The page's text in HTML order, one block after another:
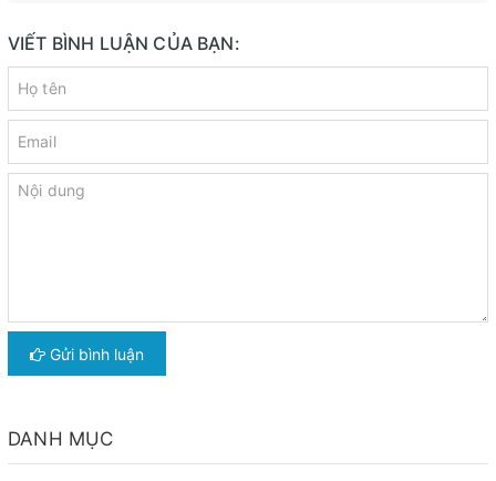
VIẾT BÌNH LUẬN CỦA BẠN:
Gửi bình luận
DANH MỤC